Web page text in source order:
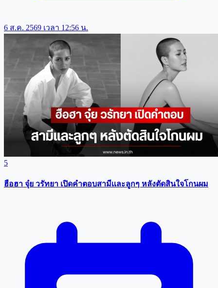
6 ส.ค. 2569 เวลา 12:56 น.
5
ฮือฮา จุ๋ย วรัทยา เปิดคำตอบสามีเเละลูกๆ หลังตัดสินใจโกนผม